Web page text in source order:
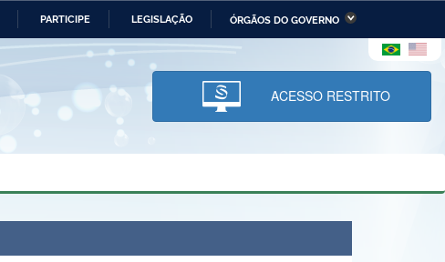
PARTICIPE LEGISLAÇÃO ÓRGÃOS DO GOVERNO
Ministério da Economia Ministério da Infraestrutura
Ministério da Ciência,
Tecnologia, Inovações e
Comunicações
e dos Direitos Humanos
Planalto
ACESSO RESTRITO